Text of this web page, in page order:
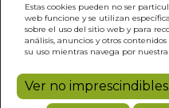
Estas cookies pueden no ser
web funcione y se utilizan
sobre el uso del sitio web y para
análisis, anuncios y otros
su uso mientras navega por
Ver no imprescindibles